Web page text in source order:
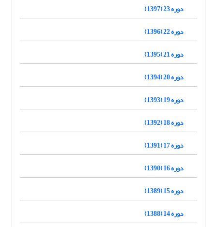
دوره 23 (1397)
دوره 22 (1396)
دوره 21 (1395)
دوره 20 (1394)
دوره 19 (1393)
دوره 18 (1392)
دوره 17 (1391)
دوره 16 (1390)
دوره 15 (1389)
دوره 14 (1388)